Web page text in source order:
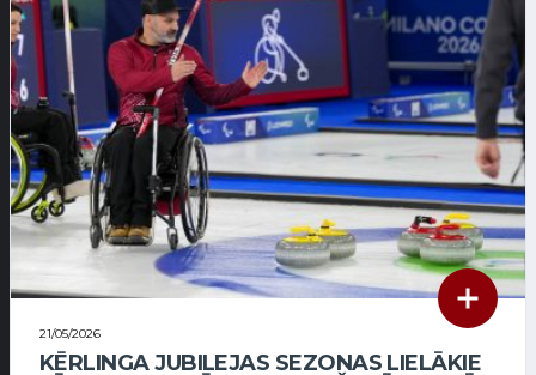
21/05/2026
KĒRLINGA JUBILEJAS SEZONAS LIELĀKIE